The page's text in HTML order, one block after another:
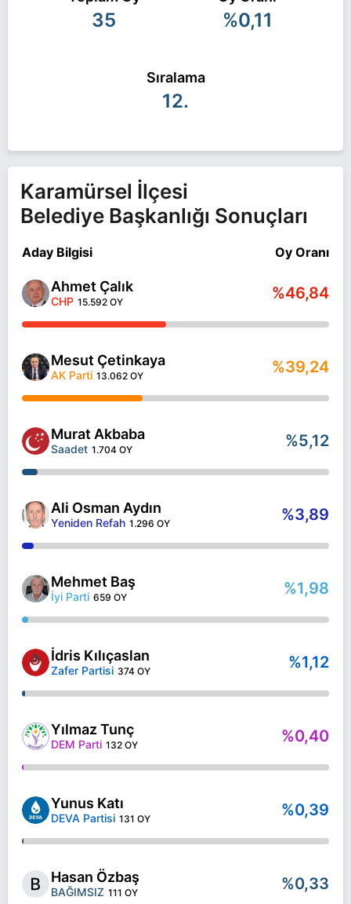
seçimlerinde yarışıyor. Aynur Kurt ile ilgili daha
fazla bilgi için
Aynur Kurt Haberleri sayfamızı
35 %0,11
Sıralama
12.
Karamürsel İlçesi
Belediye Başkanlığı Sonuçları
Aday Bilgisi Oy Oranı
Ahmet Çalık
CHP 15.592 OY %46,84
Mesut Çetinkaya
AK Parti 13.062 OY %39,24
Murat Akbaba
Saadet 1.704 OY %5,12
Ali Osman Aydın
Yeniden Refah 1.296 OY %3,89
Mehmet Baş
İyi Parti 659 OY %1,98
İdris Kılıçaslan
Zafer Partisi 374 OY %1,12
Yılmaz Tunç
DEM Parti 132 OY %0,40
Yunus Katı
DEVA Partisi 131 OY %0,39
Hasan Özbaş
BAĞIMSIZ 111 OY %0,33